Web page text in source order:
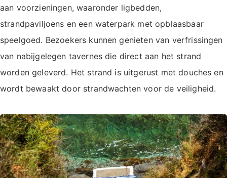
aan voorzieningen, waaronder ligbedden,
strandpaviljoens en een waterpark met opblaasbaar
speelgoed. Bezoekers kunnen genieten van verfrissingen
van nabijgelegen tavernes die direct aan het strand
worden geleverd. Het strand is uitgerust met douches en
wordt bewaakt door strandwachten voor de veiligheid.